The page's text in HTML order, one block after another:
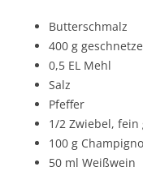
Butterschmalz
400 g
0,5 EL Mehl
Salz
Pfeffer
1/2 Zwiebel, fein
100 g
50 ml Weißwein